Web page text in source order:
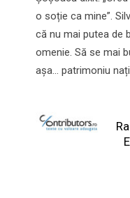
o soție ca mine”.
că nu mai putea de
omenie. Să se mai
așa... patrimoniu